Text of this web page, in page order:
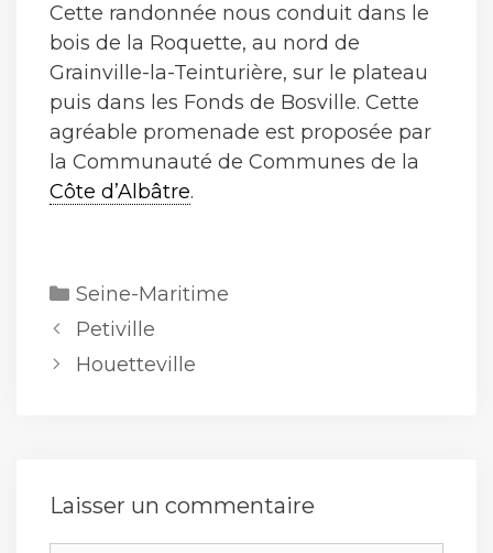
Cette randonnée nous conduit dans le
bois de la Roquette, au nord de
Grainville-la-Teinturière, sur le plateau
puis dans les Fonds de Bosville. Cette
agréable promenade est proposée par
la Communauté de Communes de la
Côte d’Albâtre.
Catégories
Seine-Maritime
Petiville
Houetteville
Laisser un commentaire